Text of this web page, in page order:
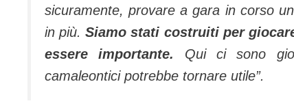
sicuramente, provare a gara in corso
in più.Siamo stati costruiti per
essere importante.
Qui ci sono
camaleontici potrebbe tornare utile”.